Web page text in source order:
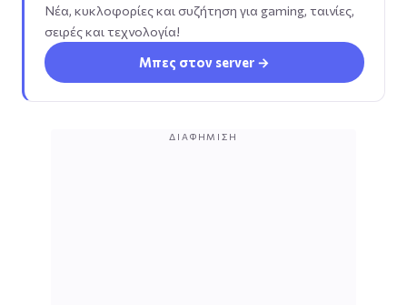
Νέα, κυκλοφορίες και συζήτηση για gaming, ταινίες,
σειρές και τεχνολογία!
Μπες στον server →
ΔΙΑΦΉΜΙΣΗ